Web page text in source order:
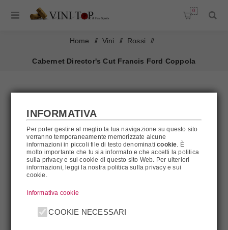
0
Home / Vini / Rossi /
Cabernet Director's Cut Francis Ford Coppola
INFORMATIVA
Per poter gestire al meglio la tua navigazione su questo sito
verranno temporaneamente memorizzate alcune
informazioni in piccoli file di testo denominaticookie . È
molto importante che tu sia informato e che accetti la politica
sulla privacy e sui cookie di questo sito Web. Per ulteriori
informazioni, leggi la nostra politica sulla privacy e sui
cookie.
Informativa cookie
COOKIE NECESSARI